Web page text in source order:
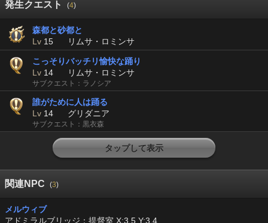
発生クエスト (4)
森都と砂都と
Lv 15 リムサ・ロミンサ
こっそりバッチリ愉快な踊り
Lv 14 リムサ・ロミンサ
サブクエスト：ラノシア
誰がために人は踊る
Lv 14 グリダニア
サブクエスト：黒衣森
タップして表示
関連NPC (3)
メルウィブ
アドミラルブリッジ：提督室 X:3.5 Y:3.4